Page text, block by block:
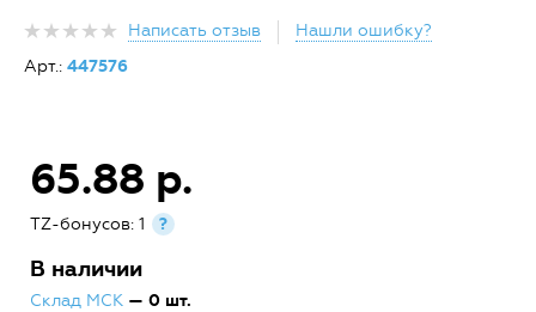
Написать отзыв
Нашли ошибку?
Арт.: 447576
65.88 р.
TZ-бонусов: 1 ?
В наличии
Склад МСК — 0 шт.